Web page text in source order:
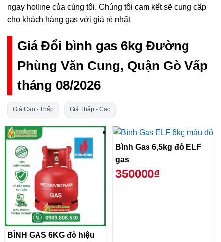
ngay hotline của cúng tôi. Chúng tôi cam kết sẽ cung cấp
cho khách hàng gas với giá rẻ nhất
Giá Đổi bình gas 6kg Đường
Phùng Văn Cung, Quận Gò Vấp
tháng 08/2026
Giá Cao - Thấp Giá Thấp - Cao
BÌNH GAS 6KG đỏ hiệu
Bình Gas 6,5kg đỏ ELF
gas
350000₫